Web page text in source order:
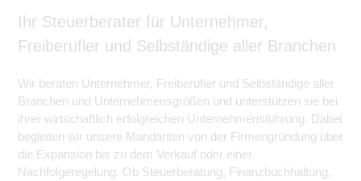
Ihr Steuerberater für Unternehmer,
Freiberufler und Selbständige aller Branchen
Wir beraten Unternehmer, Freiberufler und Selbständige aller
Branchen und Unternehmensgrößen und unterstützen sie bei
ihrer wirtschaftlich erfolgreichen Unternehmensführung. Dabei
begleiten wir unsere Mandanten von der Firmengründung über
die Expansion bis zu dem Verkauf oder einer
Nachfolgeregelung. Ob Steuerberatung, Finanzbuchhaltung,